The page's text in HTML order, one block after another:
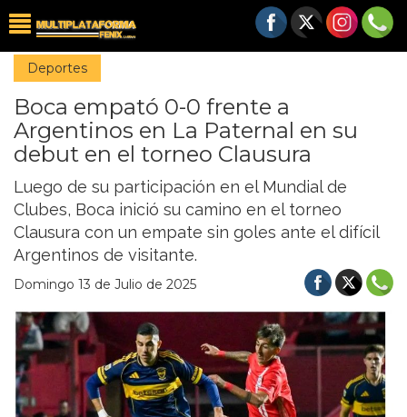
Deportes
Boca empató 0-0 frente a
Argentinos en La Paternal en su
debut en el torneo Clausura
Luego de su participación en el Mundial de
Clubes, Boca inició su camino en el torneo
Clausura con un empate sin goles ante el difícil
Argentinos de visitante.
Domingo 13 de Julio de 2025